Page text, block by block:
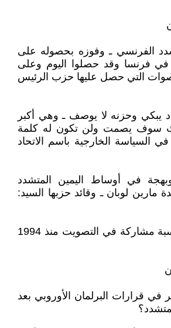
الفرنسي ـ وفوزه بحصوله على
فرنسا وقد حصلوا اليوم وعلى
التي حصل عليها حزب الرئيس
يبكي وحزنه لا يوصف ـ وهي أكبر
سوف يصمت ولن تكون له كلمة
السياسة الخارجية باسم الاتحاد
في أوساط اليمين المتشدد
مارين لوبان ـ وقائد حزبها السيد:
وفي فرنسا أعلى نسبة مشاركة في التصويت منذ 1994
في قرارات البرلمان الأوروبي بعد